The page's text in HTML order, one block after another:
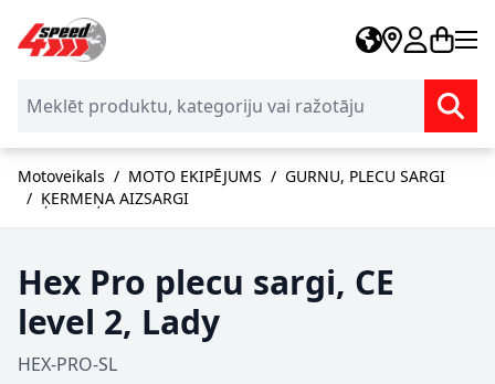
Skip to Content
Motoveikals / MOTO EKIPĒJUMS / GURNU, PLECU SARGI
/ ĶERMEŅA AIZSARGI
Hex Pro plecu sargi, CE
level 2, Lady
HEX-PRO-SL